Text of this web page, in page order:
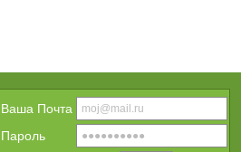
Вашa Почта
Пароль